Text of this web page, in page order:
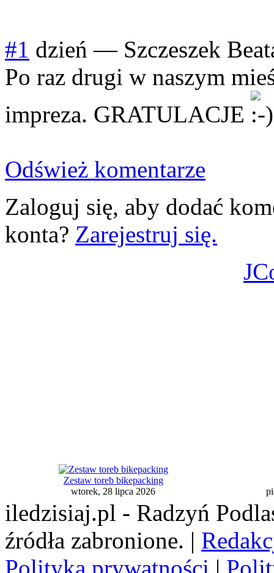
#1 dzień — Szczeszek
Po raz drugi w naszym
impreza. GRATULACJE
Odśwież komentarze
Zaloguj się, aby dodać
konta? Zarejestruj się.
Zestaw toreb bikepacking
wtorek, 28 lipca 2026
iledzisiaj.pl - Radzyń
źródła zabronione. |
Polityka prywatności |